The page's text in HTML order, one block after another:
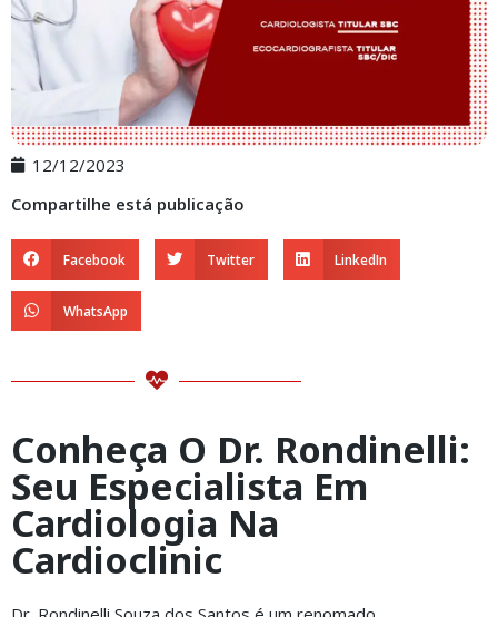
12/12/2023
Compartilhe está publicação
Facebook Twitter LinkedIn
WhatsApp
Conheça O Dr. Rondinelli:
Seu Especialista Em
Cardiologia Na
Cardioclinic